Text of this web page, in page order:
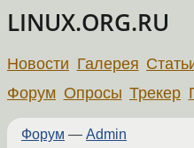
LINUX.ORG.RU
Новости Галерея
Форум Опросы Трекер
Форум — Admin